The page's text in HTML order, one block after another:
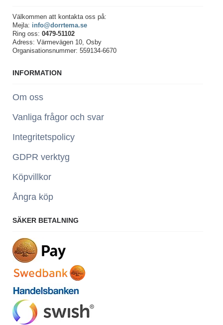
Välkommen att kontakta oss på:
Mejla: info@dorrtema.se
Ring oss: 0479-51102
Adress: Värmevägen 10, Osby
Organisationsnummer: 559134-6670
INFORMATION
Om oss
Vanliga frågor och svar
Integritetspolicy
GDPR verktyg
Köpvillkor
Ångra köp
SÄKER BETALNING